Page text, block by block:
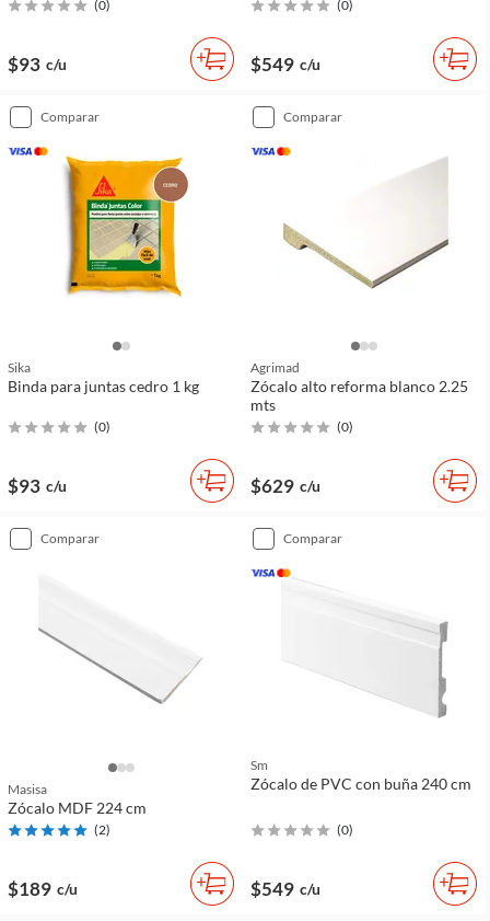
(0)
$93 c/u
(0)
$549 c/u
comparar
Sika
Binda para juntas cedro 1 kg
(0)
$93 c/u
comparar
Agrimad
Zócalo alto reforma blanco 2.25
mts
(0)
$629 c/u
comparar
Masisa
Zócalo MDF 224 cm
(2)
$189 c/u
comparar
Sm
Zócalo de PVC con buña 240 cm
(0)
$549 c/u